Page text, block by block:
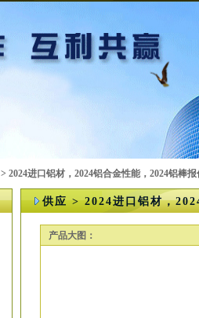
> 2024进口铝材，2024铝合金性能，2024铝棒报
供应 > 2024进口铝材，
产品大图：